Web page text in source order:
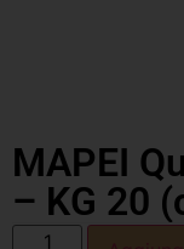
MAPEI
– KG 20